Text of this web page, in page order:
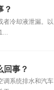
？
者冷却液泄漏。以
回事？
调系统排水和汽车